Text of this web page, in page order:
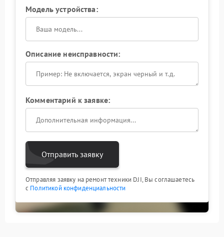
Модель устройства:
Описание неисправности:
Комментарий к заявке:
Отправить заявку
Отправляя заявку на ремонт техники DJI, Вы соглашаетесь
с Политикой конфиденциальности